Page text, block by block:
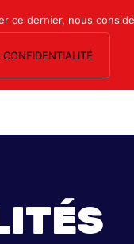
FORMATION
ce dernier, nous